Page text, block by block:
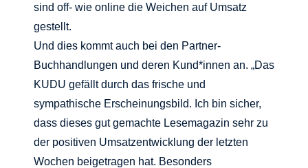
sind off- wie online die Weichen auf Umsatz
gestellt.
Und dies kommt auch bei den Partner-
Buchhandlungen und deren Kund*innen an. „Das
KUDU gefällt durch das frische und
sympathische Erscheinungsbild. Ich bin sicher,
dass dieses gut gemachte Lesemagazin sehr zu
der positiven Umsatzentwicklung der letzten
Wochen beigetragen hat. Besonders